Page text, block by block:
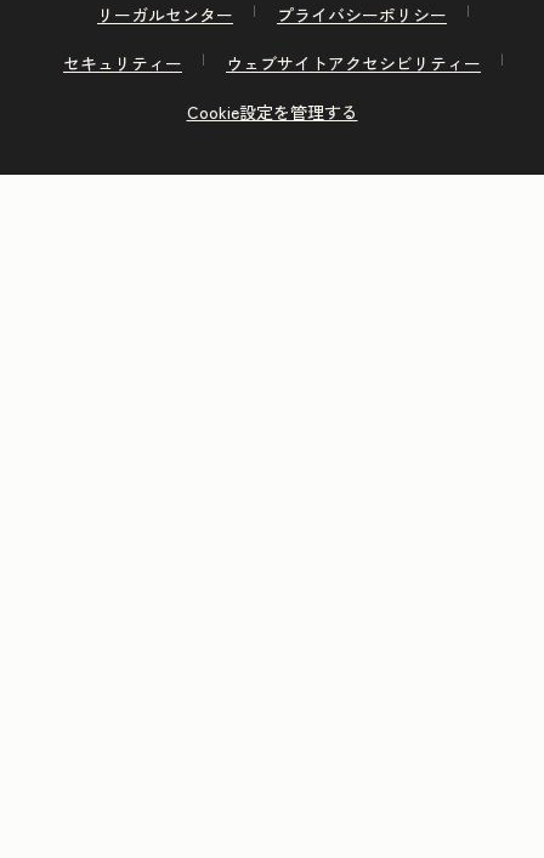
リーガルセンター
プライバシーポリシー
セキュリティー
ウェブサイトアクセシビリティー
Cookie設定を管理する